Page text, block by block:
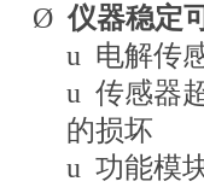
Ø仪器稳定
u 电解传
u 传感器
的损坏
u 功能模